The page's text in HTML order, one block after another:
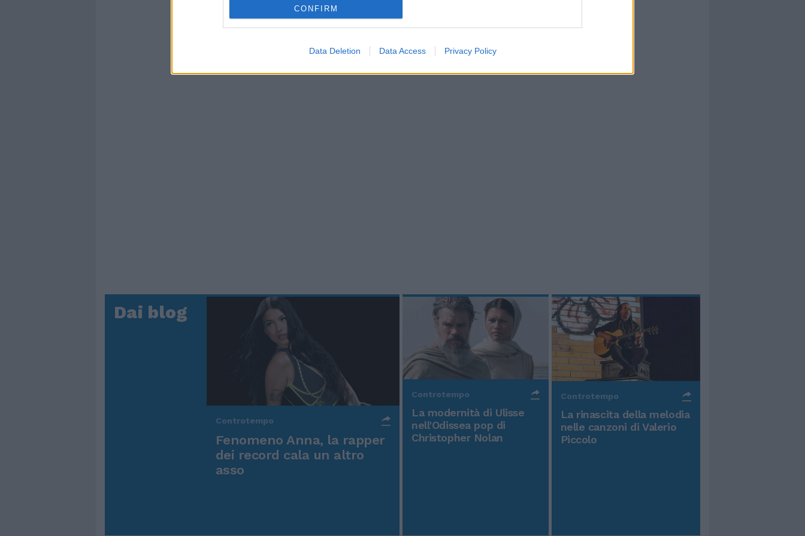
CONFIRM
Data Deletion Data Access Privacy Policy
Dai blog
Controtempo
Fenomeno Anna, la rapper
dei record cala un altro
asso
Controtempo
La modernità di Ulisse
nell'Odissea pop di
Christopher Nolan
Controtempo
La rinascita della melodia
nelle canzoni di Valerio
Piccolo